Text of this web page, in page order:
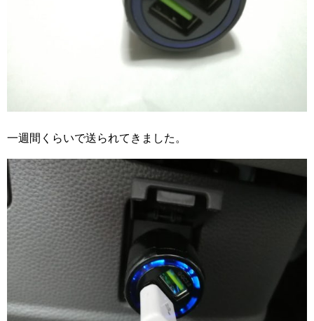
一週間くらいで送られてきました。